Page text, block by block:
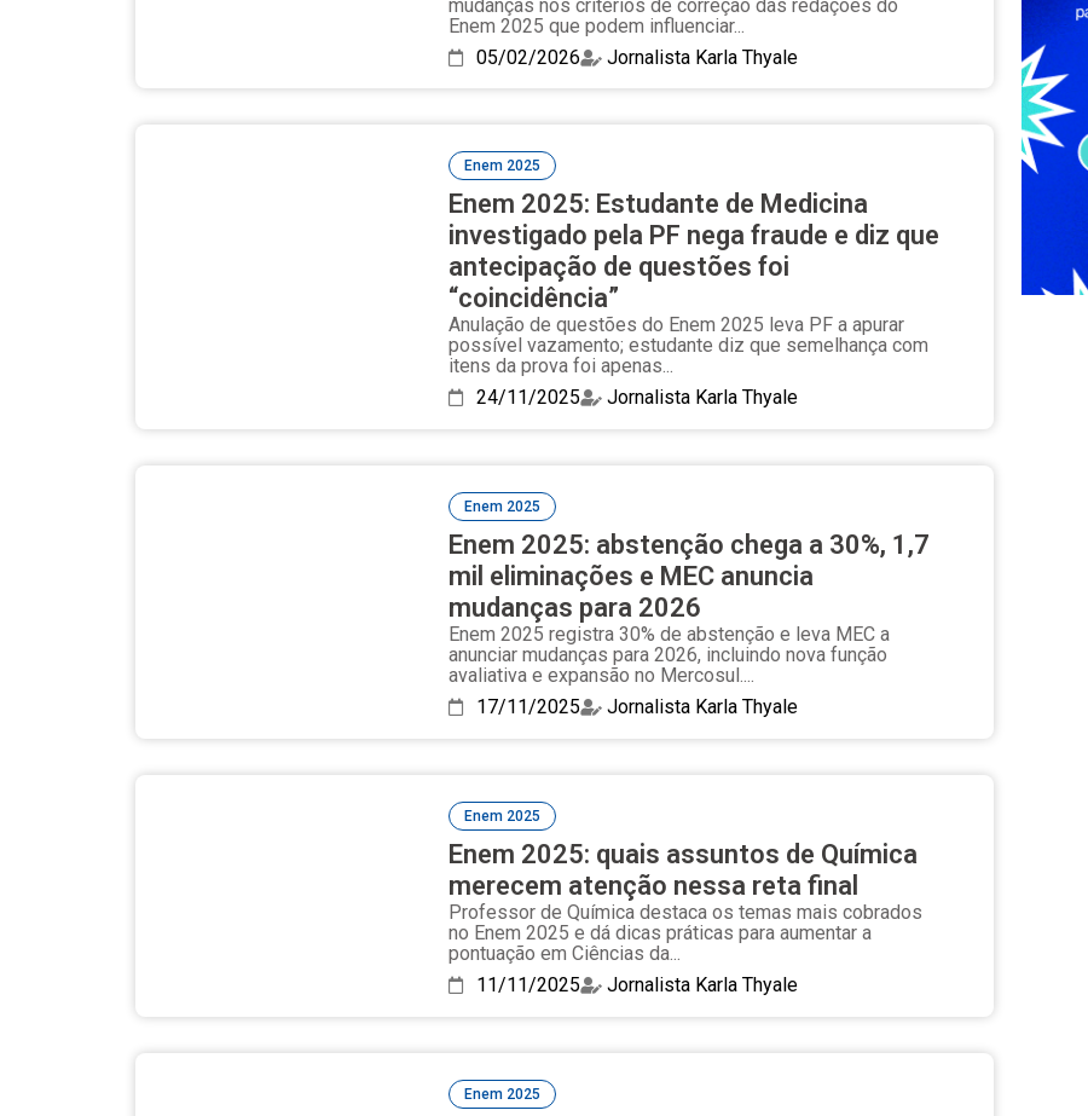
mudanças nos critérios de correção das redações do
Enem 2025 que podem influenciar...
05/02/2026
Jornalista Karla Thyale
Enem 2025
Enem 2025: Estudante de Medicina
investigado pela PF nega fraude e diz que
antecipação de questões foi
“coincidência”
Anulação de questões do Enem 2025 leva PF a apurar
possível vazamento; estudante diz que semelhança com
itens da prova foi apenas...
24/11/2025
Jornalista Karla Thyale
Enem 2025
Enem 2025: abstenção chega a 30%, 1,7
mil eliminações e MEC anuncia
mudanças para 2026
Enem 2025 registra 30% de abstenção e leva MEC a
anunciar mudanças para 2026, incluindo nova função
avaliativa e expansão no Mercosul....
17/11/2025
Jornalista Karla Thyale
Enem 2025
Enem 2025: quais assuntos de Química
merecem atenção nessa reta final
Professor de Química destaca os temas mais cobrados
no Enem 2025 e dá dicas práticas para aumentar a
pontuação em Ciências da...
11/11/2025
Jornalista Karla Thyale
Enem 2025